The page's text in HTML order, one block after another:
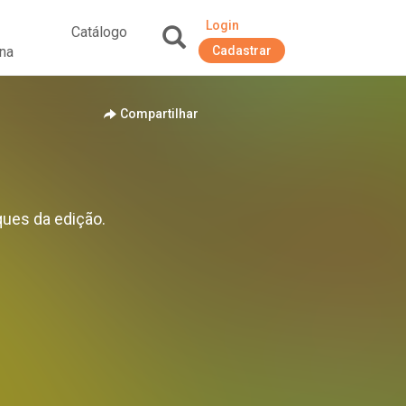
Catálogo
Login
Cadastrar
Compartilhar
da edição.